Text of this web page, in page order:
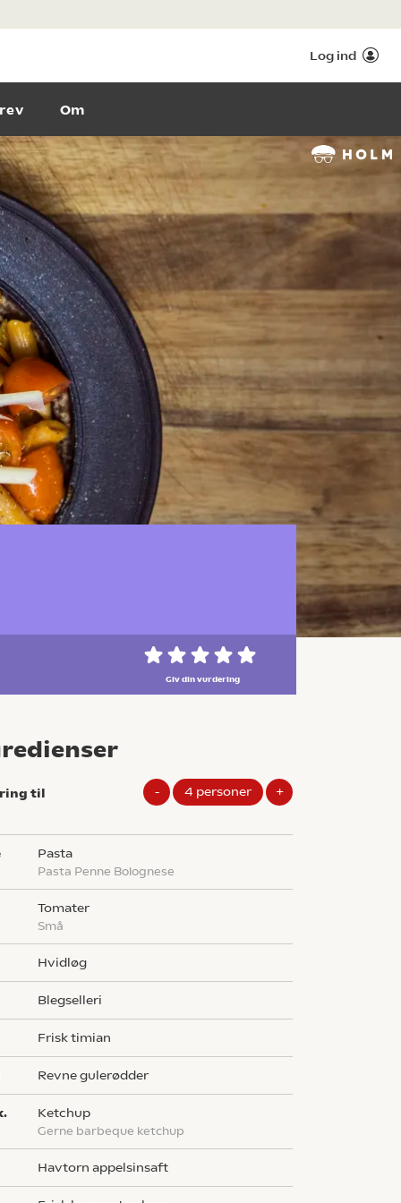
Log ind
Om
Giv din vurdering
til - 4 personer +
pasta
Pasta Penne Bolognese
tomater
små
hvidløg
blegselleri
frisk timian
revne gulerødder
ketchup
gerne barbeque ketchup
havtorn appelsinsaft